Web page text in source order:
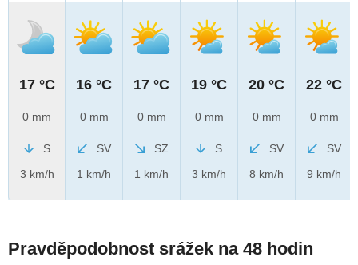
17 °C
0 mm
S
3 km/h
16 °C
0 mm
SV
1 km/h
17 °C
0 mm
SZ
1 km/h
19 °C
0 mm
S
3 km/h
20 °C
0 mm
SV
8 km/h
22 °C
0 mm
SV
9 km/h
Pravděpodobnost srážek na 48 hodin